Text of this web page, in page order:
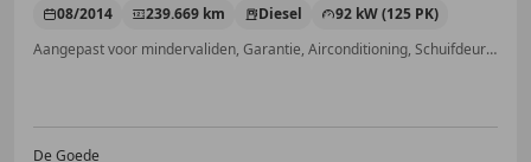
08/2014 239.669 km Diesel
92 kW (125 PK)
Aangepast voor mindervaliden, Garantie, Airconditioning, Schuifdeur rechts, ABS, Airbag bestuurder, Armsteun, Startonderbreker
De Goede